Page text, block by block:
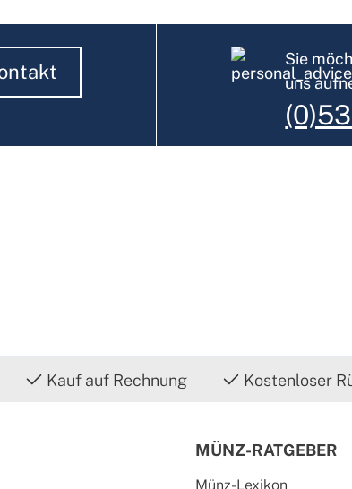
Sie
uns
Kauf auf Rechnung Kostenloser
MÜNZ-RATGEBER
Münz-Lexikon